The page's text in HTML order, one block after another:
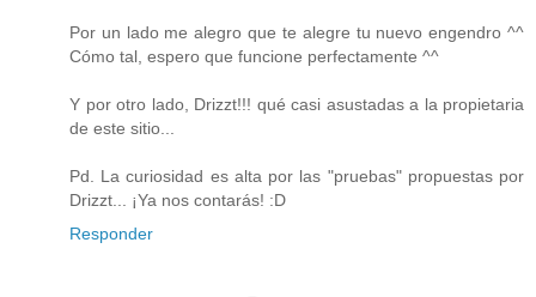
Por un lado me alegro que te alegre tu nuevo engendro ^^
Cómo tal, espero que funcione perfectamente ^^
Y por otro lado, Drizzt!!! qué casi asustadas a la propietaria
de este sitio...
Pd. La curiosidad es alta por las "pruebas" propuestas por
Drizzt... ¡Ya nos contarás! :D
Responder